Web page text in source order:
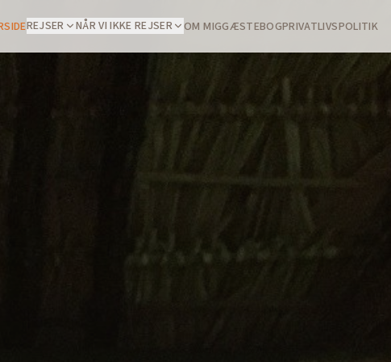
REJSER NÅR VI IKKE REJSER OM MIGGÆSTEBOGPRIVATLIVSPOLITIK